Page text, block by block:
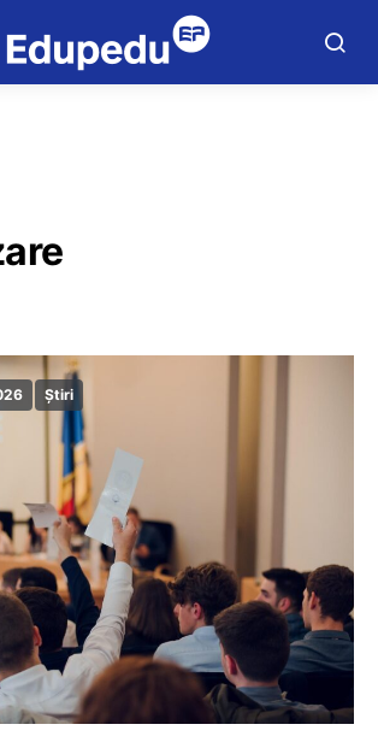
Știri